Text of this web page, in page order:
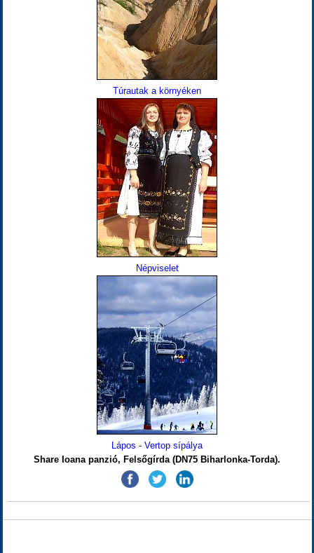
Túrautak a környéken
Népviselet
Lápos - Vertop sípálya
Share Ioana panzió, Felsőgírda (DN75 Biharlonka-Torda).